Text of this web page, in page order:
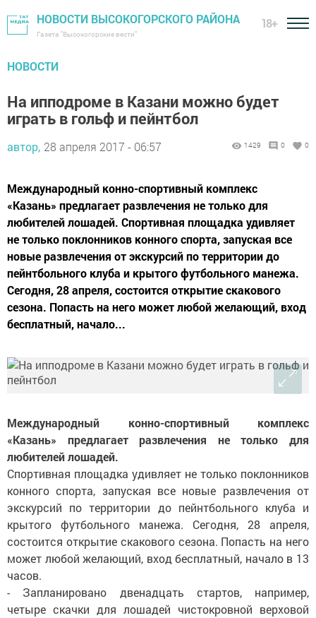
НОВОСТИ ВЫСОКОГОРСКОГО РАЙОНА
Газета "Высокогорские вести"
18+
НОВОСТИ
На ипподроме в Казани можно будет
играть в гольф и пейнтбол
автор, 28 апреля 2017 - 06:57 1429 0 0
Международный конно-спортивный комплекс
«Казань» предлагает развлечения не только для
любителей лошадей. Спортивная площадка удивляет
не только поклонников конного спорта, запуская все
новые развлечения от экскурсий по территории до
пейнтбольного клуба и крытого футбольного манежа.
Сегодня, 28 апреля, состоится открытие скакового
сезона. Попасть на него может любой желающий, вход
бесплатный, начало...
Международный конно-спортивный комплекс
«Казань» предлагает развлечения не только для
любителей лошадей.
Спортивная площадка удивляет не только поклонников
конного спорта, запуская все новые развлечения от
экскурсий по территории до пейнтбольного клуба и
крытого футбольного манежа. Сегодня, 28 апреля,
состоится открытие скакового сезона. Попасть на него
может любой желающий, вход бесплатный, начало в 13
часов.
- Запланировано двенадцать стартов, например,
четыре скачки для лошадей чистокровной верховой